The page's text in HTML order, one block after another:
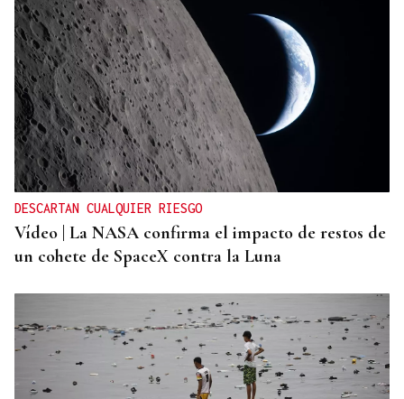
DESCARTAN CUALQUIER RIESGO
Vídeo | La NASA confirma el impacto de restos de
un cohete de SpaceX contra la Luna